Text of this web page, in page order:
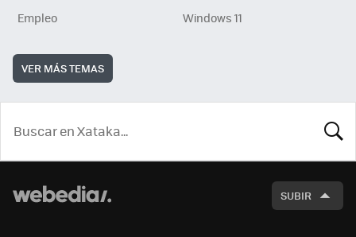
Empleo
Windows 11
VER MÁS TEMAS
SUBIR